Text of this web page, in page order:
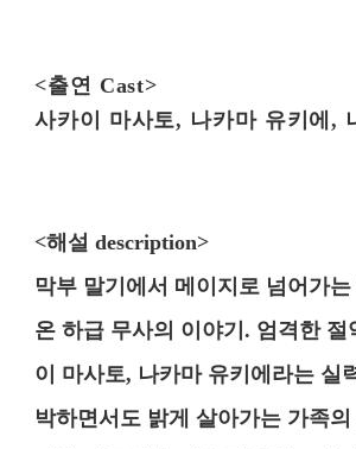
<출연 Cast>
사카이 마사토, 나카마 유키에,
<해설 description>
막부 말기에서 메이지로 넘어가
온 하급 무사의 이야기. 엄격한
이 마사토, 나카마 유키에라는 실
박하면서도 밝게 살아가는 가족